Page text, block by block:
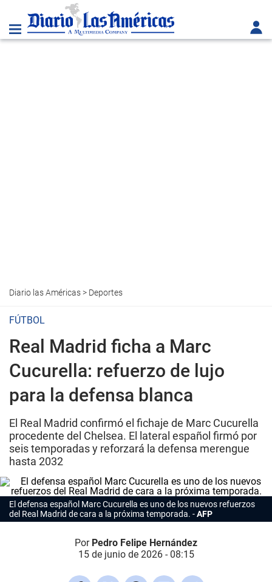
Diario las Américas> Deportes
FÚTBOL
Real Madrid ficha a Marc
Cucurella: refuerzo de lujo
para la defensa blanca
El Real Madrid confirmó el fichaje de Marc Cucurella
procedente del Chelsea. El lateral español firmó por
seis temporadas y reforzará la defensa merengue
hasta 2032
El defensa español Marc Cucurella es uno de los nuevos refuerzos
del Real Madrid de cara a la próxima temporada.
AFP
Por Pedro Felipe Hernández
15 de junio de 2026 - 08:15